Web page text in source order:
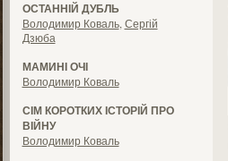
ОСТАННІЙ ДУБЛЬ
Володимир Коваль, Сергій
Дзюба
МАМИНІ ОЧІ
Володимир Коваль
СІМ КОРОТКИХ ІСТОРІЙ ПРО
ВІЙНУ
Володимир Коваль